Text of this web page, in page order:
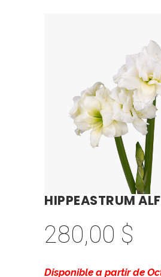
HIPPEASTRUM
280,00 $
Disponible a partir de